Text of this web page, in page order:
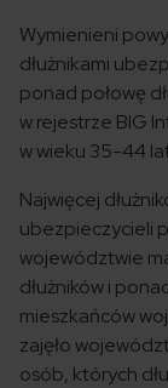
Wymienieni
dłużnikami
ponad połowę
w rejestrze BIG
w wieku 35-44
Najwięcej
ubezpieczycieli
województwie
dłużników i
mieszkańców
zajęło
osób, których